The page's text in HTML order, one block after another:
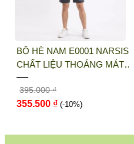
Điện thoại: 033 484 1292
Website:http://narsis.vn
Hướng dẫn mua hàng:
https://www.narsis.vn/
Kiểm tra đơn hàng:
Chính sách đổi hàng:
BỘ HÈ NAM E0001 NARSIS
CHẤT LIỆU THOÁNG MÁT,
DỄ CHỊU, THOẢI MÁI CẢ
NGÀY, DỄ VẬN ĐỘNG
395.000 ₫
355.500 ₫ (-10%)